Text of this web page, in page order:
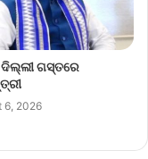
ଗସ୍ତରେ
6, 2026